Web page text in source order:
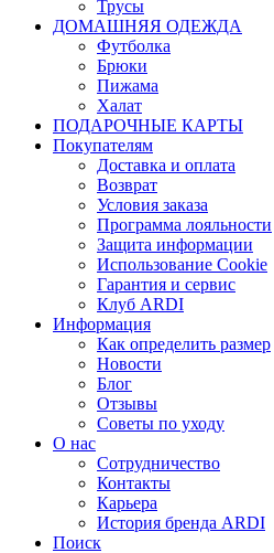
Трусы
ДОМАШНЯЯ ОДЕЖДА
Футболка
Брюки
Пижама
Халат
ПОДАРОЧНЫЕ КАРТЫ
Покупателям
Доставка и оплата
Возврат
Условия заказа
Программа лояльности
Защита информации
Использование Cookie
Гарантия и сервис
Клуб ARDI
Информация
Как определить размер
Новости
Блог
Отзывы
Советы по уходу
О нас
Сотрудничество
Контакты
Карьера
История бренда ARDI
Поиск